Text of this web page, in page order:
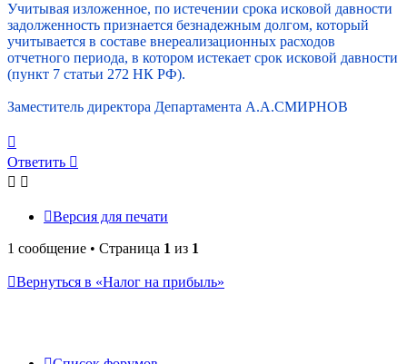
Учитывая изложенное, по истечении срока исковой давности
задолженность признается безнадежным долгом, который
учитывается в составе внереализационных расходов
отчетного периода, в котором истекает срок исковой давности
(пункт 7 статьи 272 НК РФ).
Заместитель директора Департамента А.А.СМИРНОВ
к
началу
Ответить
Версия для печати
1 сообщение • Страница 1 из 1
Вернуться в «Налог на прибыль»